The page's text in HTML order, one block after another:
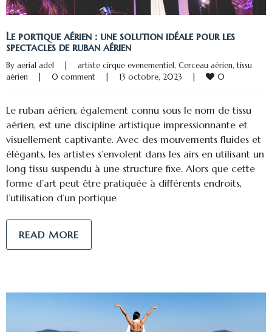
Le portique aérien : une solution idéale pour les
spectacles de ruban aérien
By aerial adel artiste cirque evenementiel, Cerceau aérien, tissu
aérien
0 comment 13 octobre, 2023 0
Le ruban aérien, également connu sous le nom de tissu
aérien, est une discipline artistique impressionnante et
visuellement captivante. Avec des mouvements fluides et
élégants, les artistes s’envolent dans les airs en utilisant un
long tissu suspendu à une structure fixe. Alors que cette
forme d’art peut être pratiquée à différents endroits,
l’utilisation d’un portique
READ MORE